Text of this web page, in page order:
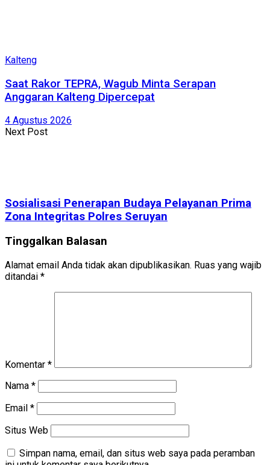
Kalteng
Saat Rakor TEPRA, Wagub Minta Serapan
Anggaran Kalteng Dipercepat
4 Agustus 2026
Next Post
Sosialisasi Penerapan Budaya Pelayanan Prima
Zona Integritas Polres Seruyan
Tinggalkan Balasan
Alamat email Anda tidak akan dipublikasikan. Ruas yang wajib
ditandai *
Komentar *
Nama *
Email *
Situs Web
Simpan nama, email, dan situs web saya pada peramban